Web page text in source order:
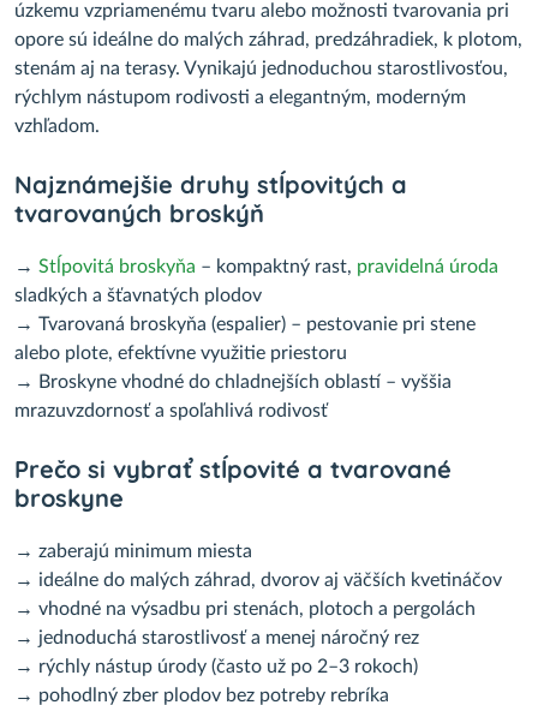
úzkemu vzpriamenému tvaru alebo možnosti tvarovania pri
opore sú ideálne do malých záhrad, predzáhradiek, k plotom,
stenám aj na terasy. Vynikajú jednoduchou starostlivosťou,
rýchlym nástupom rodivosti a elegantným, moderným
vzhľadom.
Najznámejšie druhy stĺpovitých a
tvarovaných broskýň
→ Stĺpovitá broskyňa – kompaktný rast, pravidelná úroda
sladkých a šťavnatých plodov
→ Tvarovaná broskyňa (espalier) – pestovanie pri stene
alebo plote, efektívne využitie priestoru
→ Broskyne vhodné do chladnejších oblastí – vyššia
mrazuvzdornosť a spoľahlivá rodivosť
Prečo si vybrať stĺpovité a tvarované
broskyne
→ zaberajú minimum miesta
→ ideálne do malých záhrad, dvorov aj väčších kvetináčov
→ vhodné na výsadbu pri stenách, plotoch a pergolách
→ jednoduchá starostlivosť a menej náročný rez
→ rýchly nástup úrody (často už po 2–3 rokoch)
→ pohodlný zber plodov bez potreby rebríka